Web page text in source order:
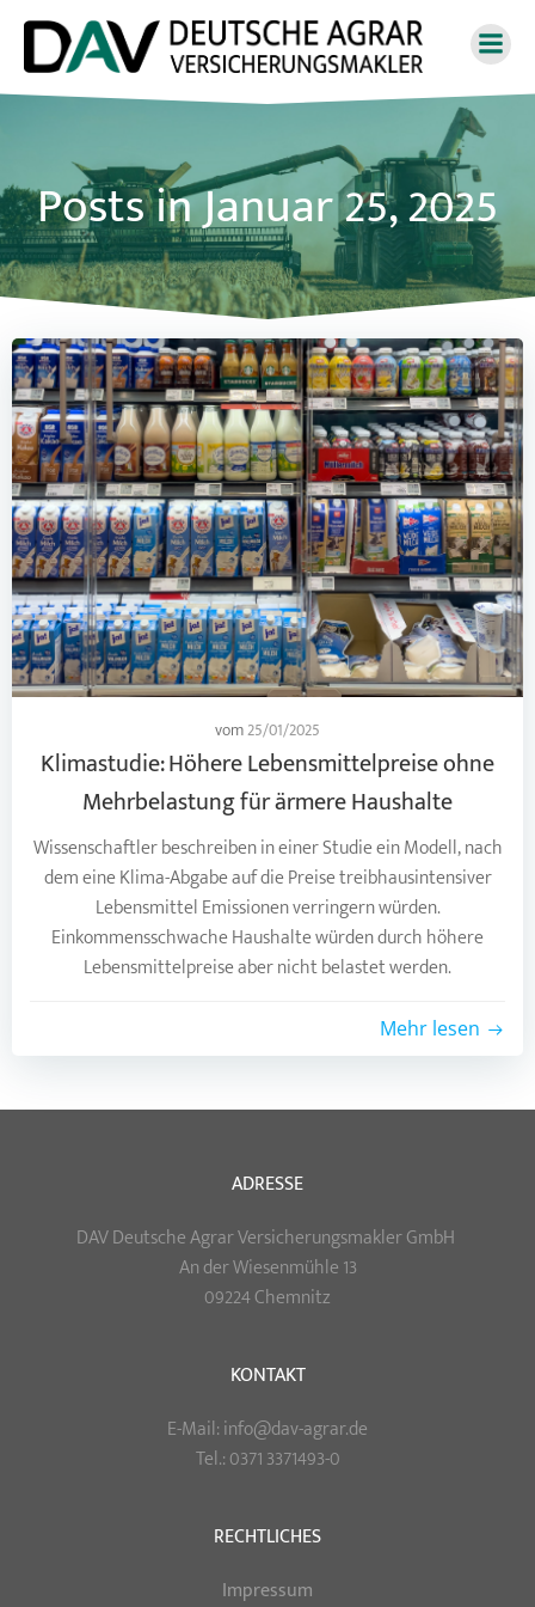
Zum
Inhalt
springen
Posts in Januar 25, 2025
vom25/01/2025
Klimastudie: Höhere Lebensmittelpreise ohne
Mehrbelastung für ärmere Haushalte
Wissenschaftler beschreiben in einer Studie ein Modell, nach
dem eine Klima-Abgabe auf die Preise treibhausintensiver
Lebensmittel Emissionen verringern würden.
Einkommensschwache Haushalte würden durch höhere
Lebensmittelpreise aber nicht belastet werden.
Mehr lesen
ADRESSE
DAV Deutsche Agrar Versicherungsmakler GmbH
An der Wiesenmühle 13
09224 Chemnitz
KONTAKT
E-Mail: info@dav-agrar.de
Tel.: 0371 3371493-0
RECHTLICHES
Impressum